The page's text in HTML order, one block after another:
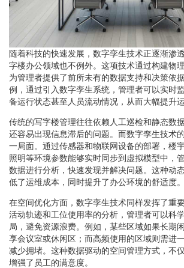
随着科技的快速发展，数字孪生技术正逐渐渗
字楼办公领域也不例外。这项技术通过构建物
为管理者提供了前所未有的数据支持和决策依
例，通过引入数字孪生系统，管理者可以实时
备运行状态甚至人员流动情况，从而大幅提升运
传统的写字楼管理往往依赖人工巡检和静态数
还容易出现信息滞后的问题。而数字孪生技术
一局面。通过传感器和物联网设备的部署，楼
照明等环境参数能够实时同步到虚拟模型中，
数据进行分析，快速发现并解决问题。这种动
低了运维成本，同时提升了办公环境的舒适度。
在空间优化方面，数字孪生技术同样发挥了重
活动轨迹和工位使用率的分析，管理者可以科
局，避免资源浪费。例如，某些区域如果长期
享会议室或休闲区；而高频使用的区域则需进
减少拥堵。这种数据驱动的空间管理方式，不
增强了员工的满意度。